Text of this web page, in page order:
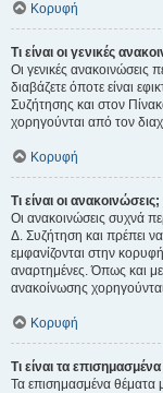
Κορυφή
Τι είναι οι γενικές
Οι γενικές ανακοινώσεις
διαβάζετε όποτε είναι
Συζήτησης και στον
χορηγούνται από τον
Κορυφή
Τι είναι οι ανακοινώσεις;
Οι ανακοινώσεις συχνά
Δ. Συζήτηση και πρέπει να
εμφανίζονται στην
αναρτημένες. Όπως και με
ανακοίνωσης
Κορυφή
Τι είναι τα
Τα επισημασμένα θέματα